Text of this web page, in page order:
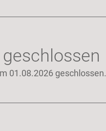
01.08.2026 geschlossen.